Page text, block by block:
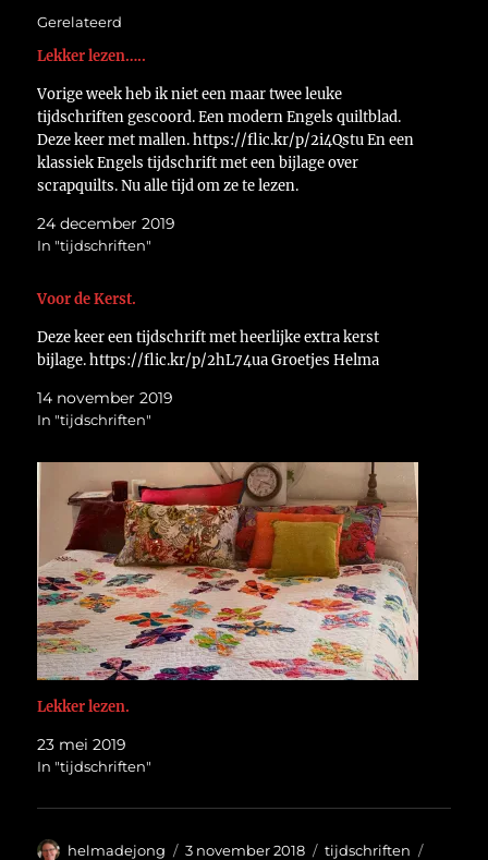
Gerelateerd
Lekker lezen…..
Vorige week heb ik niet een maar twee leuke
tijdschriften gescoord. Een modern Engels quiltblad.
Deze keer met mallen. https://flic.kr/p/2i4Qstu En een
klassiek Engels tijdschrift met een bijlage over
scrapquilts. Nu alle tijd om ze te lezen.
24 december 2019
In "tijdschriften"
Voor de Kerst.
Deze keer een tijdschrift met heerlijke extra kerst
bijlage. https://flic.kr/p/2hL74ua Groetjes Helma
14 november 2019
In "tijdschriften"
Lekker lezen.
23 mei 2019
In "tijdschriften"
Auteur
helmadejong
Geplaatst
3 november 2018 Categorieën
tijdschriften